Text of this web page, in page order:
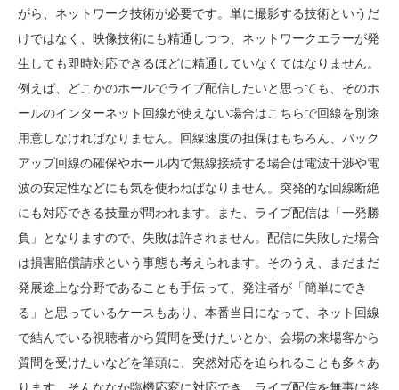
がら、ネットワーク技術が必要です。単に撮影する技術というだ
けではなく、映像技術にも精通しつつ、ネットワークエラーが発
生しても即時対応できるほどに精通していなくてはなりません。
例えば、どこかのホールでライブ配信したいと思っても、そのホ
ールのインターネット回線が使えない場合はこちらで回線を別途
用意しなければなりません。回線速度の担保はもちろん、バック
アップ回線の確保やホール内で無線接続する場合は電波干渉や電
波の安定性などにも気を使わねばなりません。突発的な回線断絶
にも対応できる技量が問われます。また、ライブ配信は「一発勝
負」となりますので、失敗は許されません。配信に失敗した場合
は損害賠償請求という事態も考えられます。そのうえ、まだまだ
発展途上な分野であることも手伝って、発注者が「簡単にでき
る」と思っているケースもあり、本番当日になって、ネット回線
で結んでいる視聴者から質問を受けたいとか、会場の来場客から
質問を受けたいなどを筆頭に、突然対応を迫られることも多々あ